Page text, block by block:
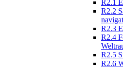
R2.1
R2.2
R2.3
R2.4
R2.5
R2.6